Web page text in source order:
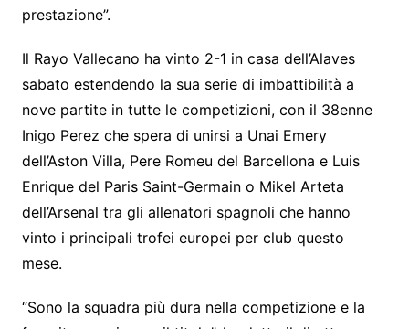
prestazione”.
Il Rayo Vallecano ha vinto 2-1 in casa dell’Alaves
sabato estendendo la sua serie di imbattibilità a
nove partite in tutte le competizioni, con il 38enne
Inigo Perez che spera di unirsi a Unai Emery
dell’Aston Villa, Pere Romeu del Barcellona e Luis
Enrique del Paris Saint-Germain o Mikel Arteta
dell’Arsenal tra gli allenatori spagnoli che hanno
vinto i principali trofei europei per club questo
mese.
“Sono la squadra più dura nella competizione e la